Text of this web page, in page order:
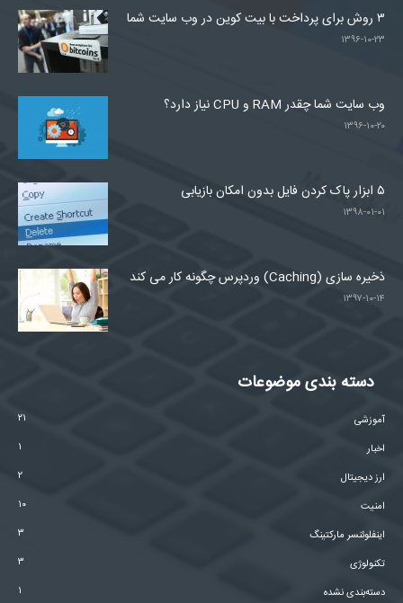
۳ روش برای پرداخت با بیت کوین در وب سایت شما
۱۳۹۶-۱۰-۲۳
وب سایت شما چقدر RAM و CPU نیاز دارد؟
۱۳۹۶-۱۰-۲۰
۵ ابزار پاک کردن فایل بدون امکان بازیابی
۱۳۹۸-۰۱-۰۱
ذخیره سازی (Caching) وردپرس چگونه کار می کند
۱۳۹۷-۱۰-۱۴
دسته بندی موضوعات
آموزشی
۲۱
اخبار
۱
ارز دیجیتال
۲
امنیت
۱۰
اینفلوئنسر مارکتینگ
۳
تکنولوژی
۳
دسته‌بندی نشده
۱